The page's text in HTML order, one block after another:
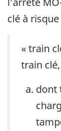
clé à risque
« train
train
dont